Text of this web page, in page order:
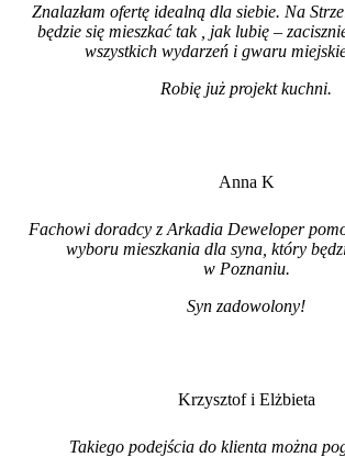
Znalazłam ofertę idealną dla siebie. Na
będzie się mieszkać tak , jak lubię –
wszystkich wydarzeń i gwaru
Robię już projekt kuchni.
Anna K
Fachowi doradcy z Arkadia Deweloper
wyboru mieszkania dla syna, który
w Poznaniu.
Syn zadowolony!
Krzysztof i Elżbieta
Takiego podejścia do klienta można